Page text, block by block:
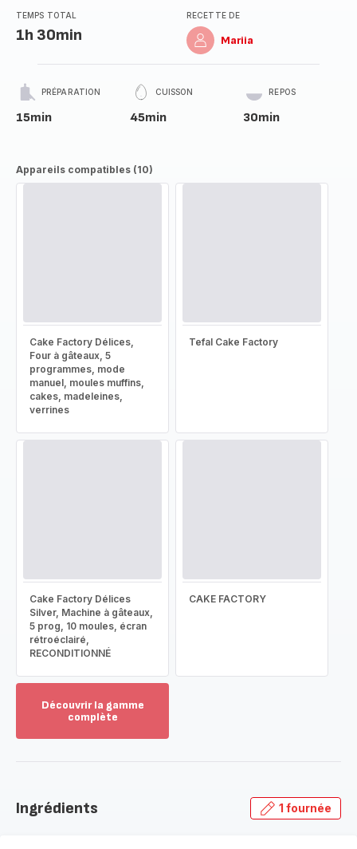
TEMPS TOTAL
1h 30min
RECETTE DE
Mariia
PRÉPARATION
15min
CUISSON
45min
REPOS
30min
Appareils compatibles (10)
Cake Factory Délices,
Four à gâteaux, 5
programmes, mode
manuel, moules muffins,
cakes, madeleines,
verrines
Tefal Cake Factory
Cake Factory Délices
Silver, Machine à gâteaux,
5 prog, 10 moules, écran
rétroéclairé,
RECONDITIONNÉ
CAKE FACTORY
Découvrir la gamme
complète
gamme
Ingrédients 1 fournée